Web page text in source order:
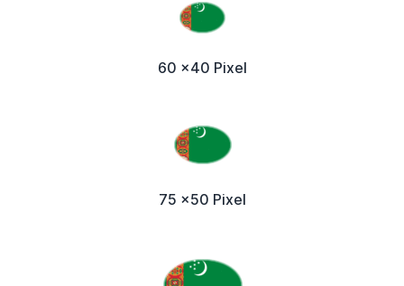
60 x40 Pixel
75 x50 Pixel